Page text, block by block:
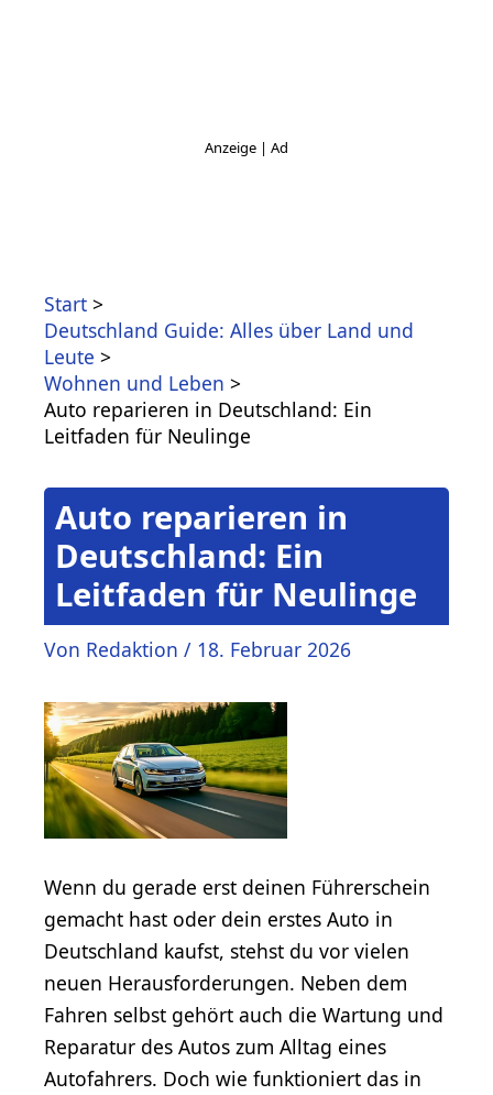
Start
Deutschland Guide: Alles über Land und
Leute
Wohnen und Leben
Auto reparieren in Deutschland: Ein
Leitfaden für Neulinge
Auto reparieren in
Deutschland: Ein
Leitfaden für Neulinge
Von Redaktion / 18. Februar 2026
Wenn du gerade erst deinen Führerschein
gemacht hast oder dein erstes Auto in
Deutschland kaufst, stehst du vor vielen
neuen Herausforderungen. Neben dem
Fahren selbst gehört auch die Wartung und
Reparatur des Autos zum Alltag eines
Autofahrers. Doch wie funktioniert das in